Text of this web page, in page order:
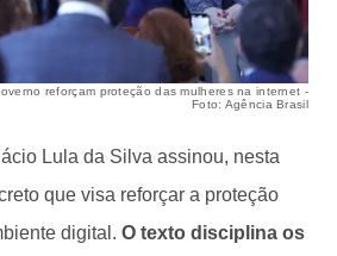
reforçam proteção das mulheres na internet -
Foto: Agência Brasil
Lula da Silva assinou, nesta
que visa reforçar a proteção
digital. O texto disciplina os